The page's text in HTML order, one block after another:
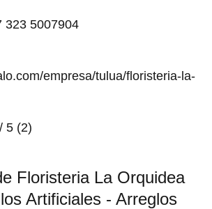
323 5007904
empresa/tulua/floristeria-la-
5 (2)
Floristeria La Orquidea
Artificiales - Arreglos